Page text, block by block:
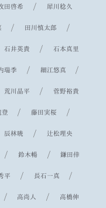
田啓希 / 犀川稔久
/ 田川慎太郎 /
石井英貴 / 石本真里
瑞季 / 細江悠真 /
荒川晶平 / 菅野裕貴
登 / 藤田実桜 /
辰林暁 / 辻松理央
/鈴木暢 /鎌田倖
平 / 長石一真 /
高尚人 / 高橋伸